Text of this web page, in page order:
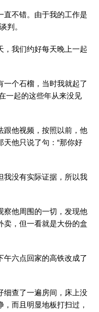
直不错。由于我的工作是
判。
，我们约好每天晚上一起
一个石榴，当时我就起了
一起的这些年从来没见
跟他视频，按照以前，他
他只说了句：“那你好
我没有实际证据，所以我
察他周围的一切，发现他
卖，但一看就是大份的盒
午六点回家的高铁改成了
细查了一遍房间，床上没
而且明显地板打扫过，